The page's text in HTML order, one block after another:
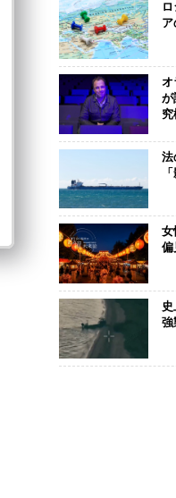
オ
が
究
法
女
偏
強